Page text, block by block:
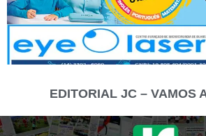
EDITORIAL JC – VAMOS